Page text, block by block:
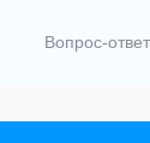
Вопрос-ответ